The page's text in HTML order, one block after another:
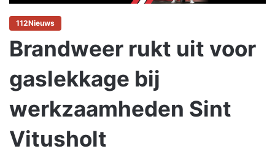
112Nieuws
Brandweer rukt uit voor
gaslekkage bij
werkzaamheden Sint
Vitusholt